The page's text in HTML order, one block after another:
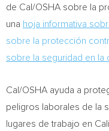
de Cal/OSHA sobre la
una hoja informativa
sobre la protección
sobre la seguridad en la
Cal/OSHA ayuda a
peligros laborales de la
lugares de trabajo en